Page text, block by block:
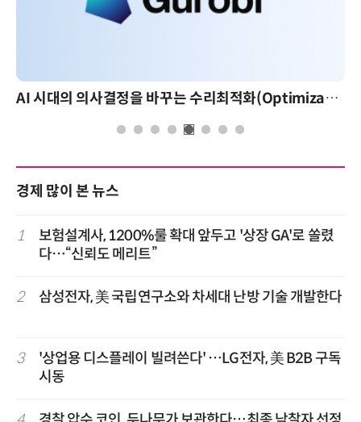
AI 시대의 의사결정을 바꾸는 수리최적화(Optimization): 실제 산업 적용 사례와 활용 전략
경제 많이 본 뉴스
1
보험설계사, 1200%룰 확대 앞두고 '상장 GA'로 쏠렸
다…“신뢰도 메리트”
2 삼성전자, 美 국립연구소와 차세대 난방 기술 개발한다
3
'상업용 디스플레이 빌려쓴다' …LG전자, 美 B2B 구독
시동